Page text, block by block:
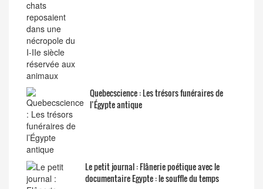
Quebecscience : Les trésors funéraires de
l’Égypte antique
Le petit journal : Flânerie poétique avec le
documentaire Egypte : le souffle du temps